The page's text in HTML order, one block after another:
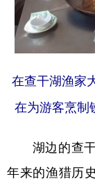
在查干湖渔家
在为游客烹制
湖边的查干
年来的渔猎历